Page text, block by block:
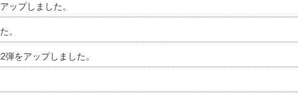
ップしました。
。
をアップしました。